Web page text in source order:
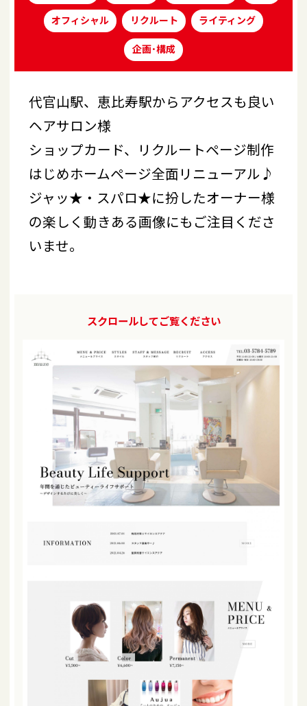
オフィシャル リクルート ライティング
企画･構成
代官山駅、恵比寿駅からアクセスも良い
ヘアサロン様
ショップカード、リクルートページ制作
はじめホームページ全面リニューアル♪
ジャッ★・スパロ★に扮したオーナー様
の楽しく動きある画像にもご注目くださ
いませ。